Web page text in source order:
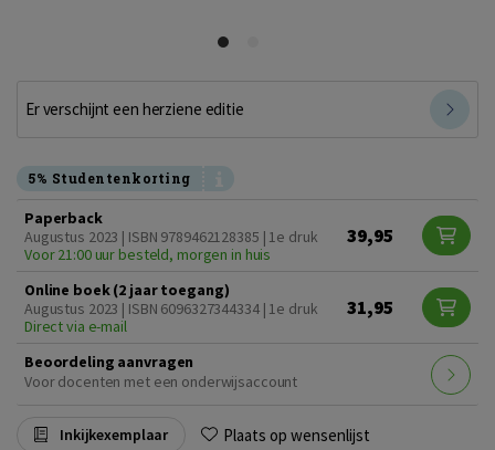
Er verschijnt een herziene editie
5% Studentenkorting
Paperback
Augustus 2023 | ISBN 9789462128385 | 1e druk
Voor 21:00 uur besteld, morgen in huis
39,95
Online boek (2 jaar toegang)
Augustus 2023 | ISBN 6096327344334 | 1e druk
Direct via e-mail
31,95
Beoordeling aanvragen
Voor docenten met een onderwijsaccount
Inkijkexemplaar Plaats op wensenlijst